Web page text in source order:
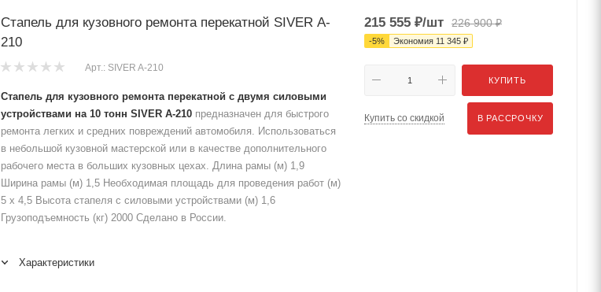
Стапель для кузовного ремонта перекатной SIVER A-
210
Арт.: SIVER A-210
Стапель для кузовного ремонта перекатной с двумя силовыми
устройствами на 10 тонн SIVER A-210 предназначен для быстрого
ремонта легких и средних повреждений автомобиля. Использоваться
в небольшой кузовной мастерской или в качестве дополнительного
рабочего места в больших кузовных цехах. Длина рамы (м) 1,9
Ширина рамы (м) 1,5 Необходимая площадь для проведения работ (м)
5 х 4,5 Высота стапеля с силовыми устройствами (м) 1,6
Грузоподъемность (кг) 2000 Сделано в России.
Характеристики
215 555 ₽/шт 226 900₽
-5% Экономия 11 345 ₽
КУПИТЬ
Купить со скидкой В РАССРОЧКУ